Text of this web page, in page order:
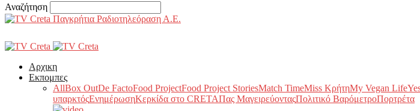
Αναζήτηση
Παγκρήτια Ραδιοτηλεόραση Α.Ε.
Αρχικη
Εκπομπες
AllBox OutDe FactoFood ProjectFood Project StoriesMatch TimeMiss ΚρήτηMy Vegan Life
υπαρκτόςΕνημέρωσηΚερκίδα στο CRETAΠας ΜαγειρεύονταςΠολιτικό ΒαρόμετροΠορτρέτα